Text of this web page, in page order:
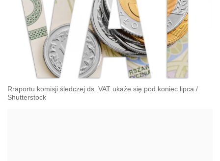
Rraportu komisji śledczej ds. VAT ukaże się pod koniec lipca /
Shutterstock